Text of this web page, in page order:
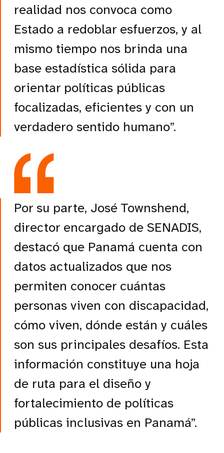
realidad nos convoca como
Estado a redoblar esfuerzos, y al
mismo tiempo nos brinda una
base estadística sólida para
orientar políticas públicas
focalizadas, eficientes y con un
verdadero sentido humano”.
Por su parte, José Townshend,
director encargado de SENADIS,
destacó que Panamá cuenta con
datos actualizados que nos
permiten conocer cuántas
personas viven con discapacidad,
cómo viven, dónde están y cuáles
son sus principales desafíos. Esta
información constituye una hoja
de ruta para el diseño y
fortalecimiento de políticas
públicas inclusivas en Panamá”.